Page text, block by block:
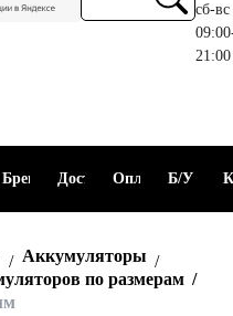
сб-вс
21:00
Бренды ДоставкаОплата Б/У
Аккумуляторы
по размерам